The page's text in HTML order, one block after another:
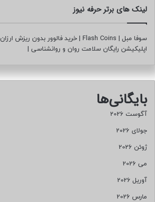
لینک های برتر حرفه نیوز
سوفا مبل |
Flash Coins
| خرید فالوور بدون ریزش ارزان
اپلیکیشن رایگان سلامت روان و روانشناسی |
بایگانی‌ها
آگوست 2026
جولای 2026
ژوئن 2026
می 2026
آوریل 2026
مارس 2026